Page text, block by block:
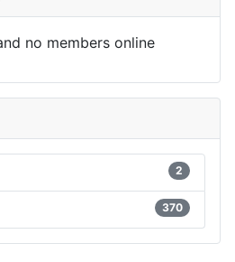
no members online
2
370